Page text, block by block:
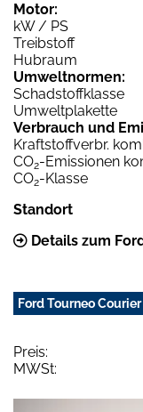
Motor:
kW / PS
Treibstoff
Hubraum
Umweltnormen:
Schadstoffklasse
Umweltplakette
Verbrauch und
Kraftstoffverbr.
CO2-Emissionen
CO2-Klasse
Standort
Details zum
Ford Tourneo
Preis:
MWSt: